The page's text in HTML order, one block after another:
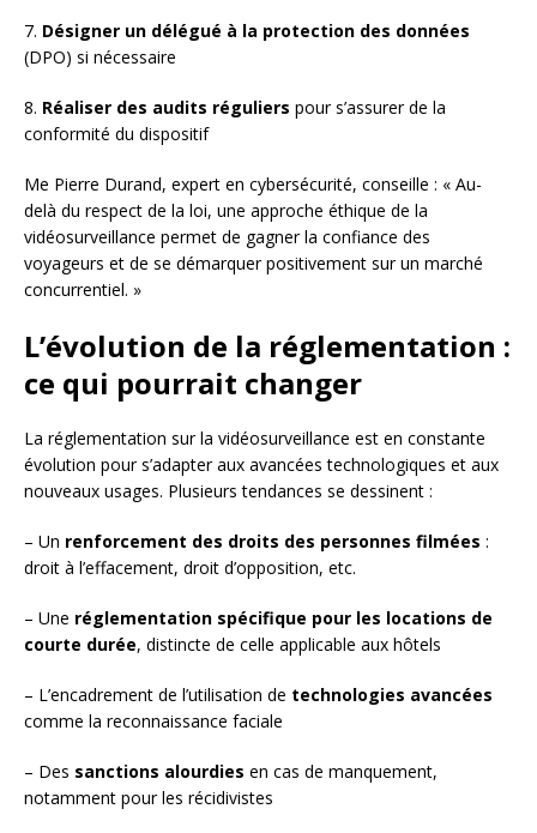
7. Désigner un délégué à la protection des données
(DPO) si nécessaire
8. Réaliser des audits réguliers pour s’assurer de la
conformité du dispositif
Me Pierre Durand, expert en cybersécurité, conseille : « Au-
delà du respect de la loi, une approche éthique de la
vidéosurveillance permet de gagner la confiance des
voyageurs et de se démarquer positivement sur un marché
concurrentiel. »
L’évolution de la réglementation :
ce qui pourrait changer
La réglementation sur la vidéosurveillance est en constante
évolution pour s’adapter aux avancées technologiques et aux
nouveaux usages. Plusieurs tendances se dessinent :
– Un renforcement des droits des personnes filmées :
droit à l’effacement, droit d’opposition, etc.
– Une réglementation spécifique pour les locations de
courte durée, distincte de celle applicable aux hôtels
– L’encadrement de l’utilisation de technologies avancées
comme la reconnaissance faciale
– Des sanctions alourdies en cas de manquement,
notamment pour les récidivistes